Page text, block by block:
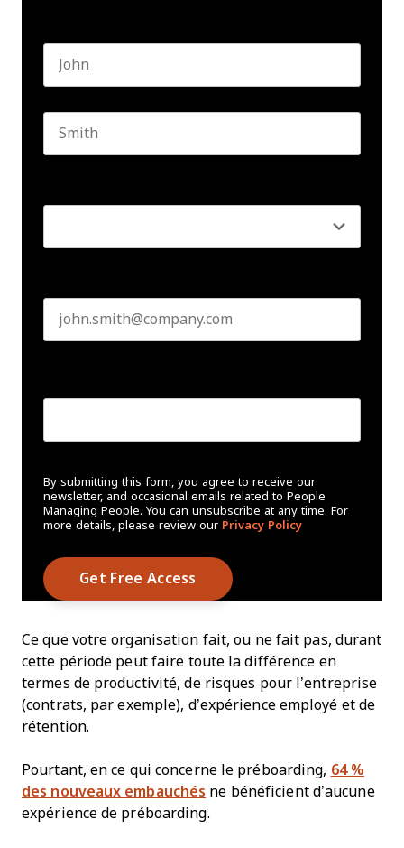
By submitting this form, you agree to receive our
newsletter, and occasional emails related to People
Managing People. You can unsubscribe at any time. For
more details, please review our Privacy Policy
Ce que votre organisation fait, ou ne fait pas, durant
cette période peut faire toute la différence en
termes de productivité, de risques pour l’entreprise
(contrats, par exemple), d’expérience employé et de
rétention.
Pourtant, en ce qui concerne le préboarding, 64 %
des nouveaux embauchés ne bénéficient d’aucune
expérience de préboarding.